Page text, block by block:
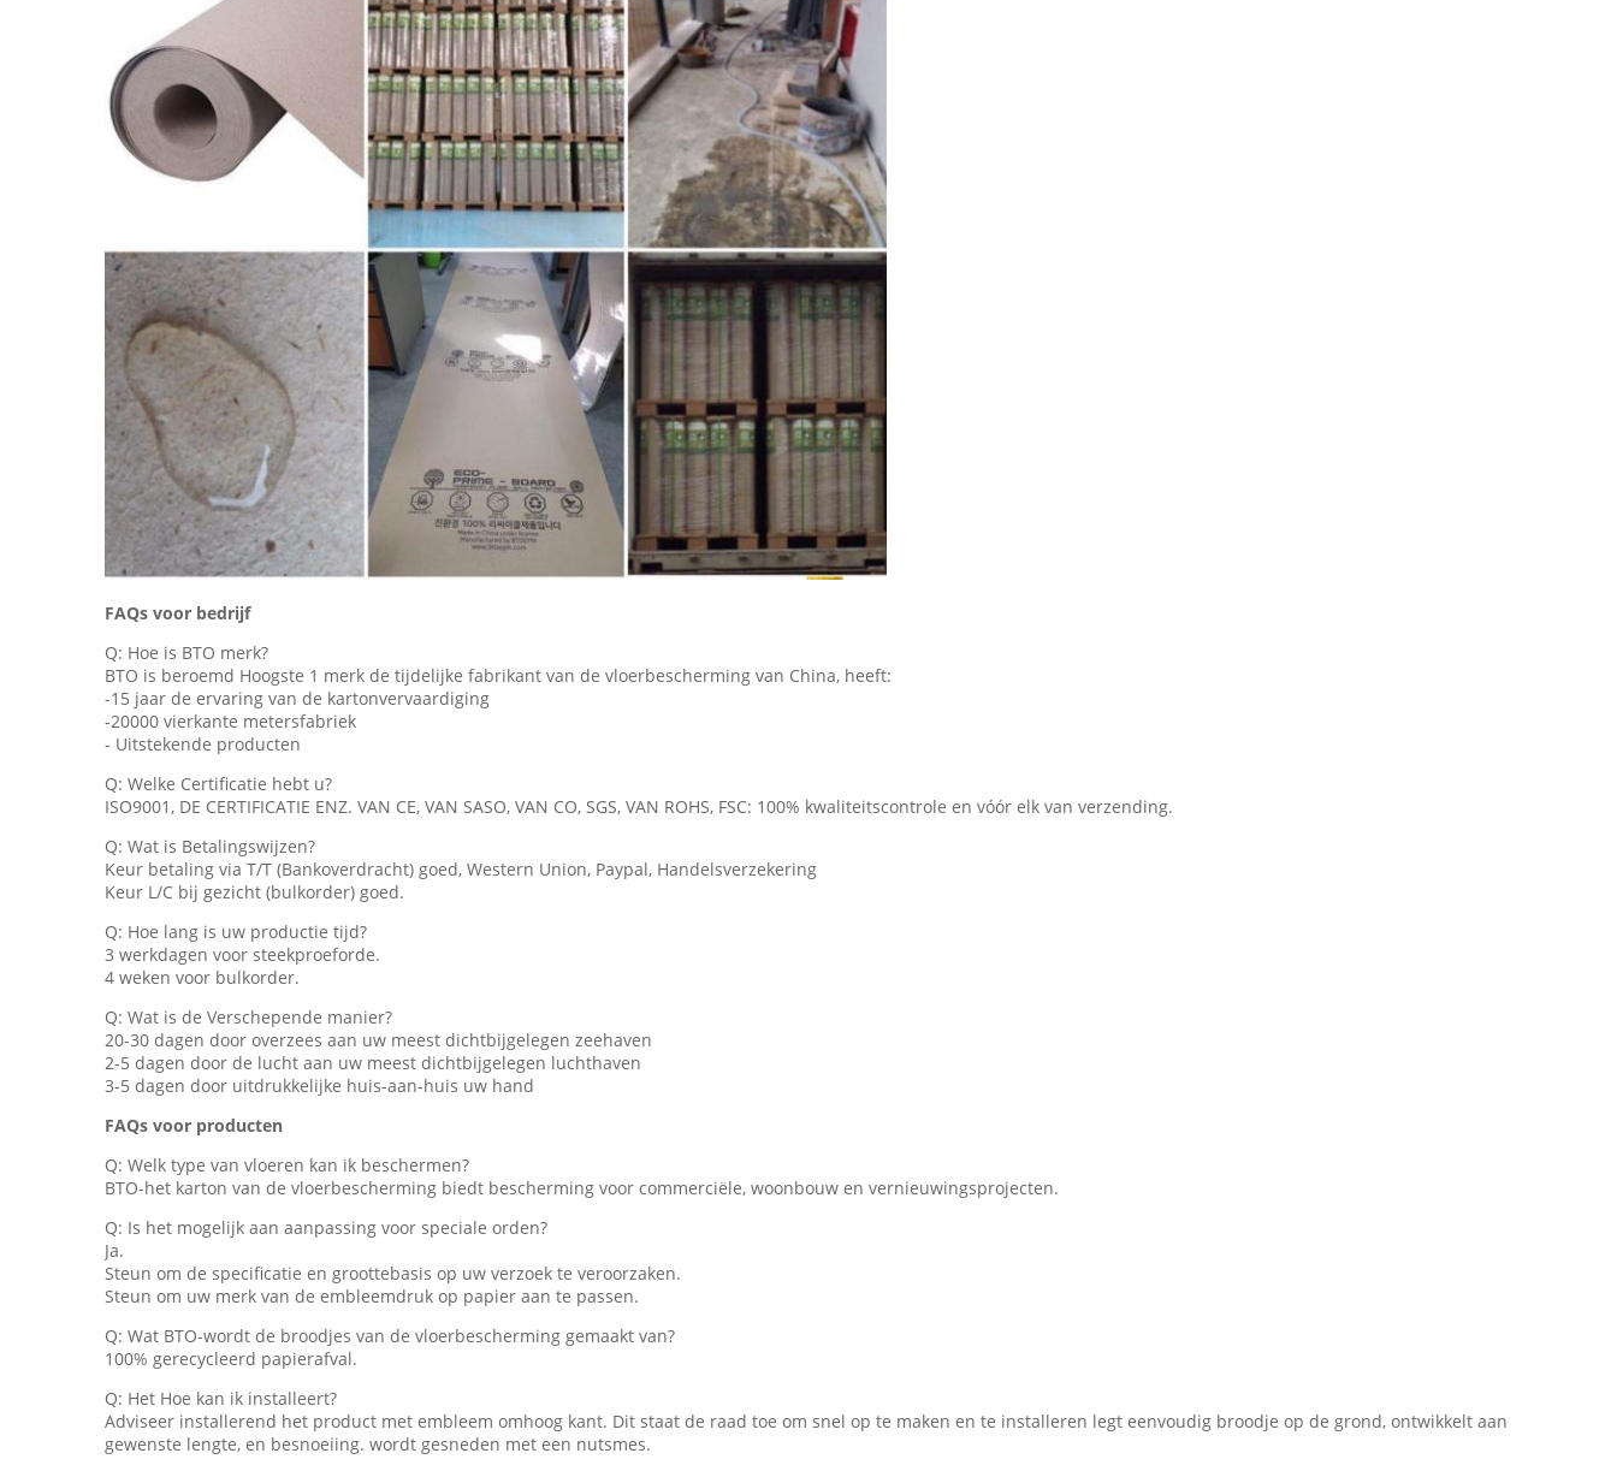
FAQs voor bedrijf
Q: Hoe is BTO merk?
BTO is beroemd Hoogste 1 merk de tijdelijke fabrikant van de vloerbescherming van China, heeft:
-15 jaar de ervaring van de kartonvervaardiging
-20000 vierkante metersfabriek
- Uitstekende producten
Q: Welke Certificatie hebt u?
ISO9001, DE CERTIFICATIE ENZ. VAN CE, VAN SASO, VAN CO, SGS, VAN ROHS, FSC: 100% kwaliteitscontrole en vóór elk van verzending.
Q: Wat is Betalingswijzen?
Keur betaling via T/T (Bankoverdracht) goed, Western Union, Paypal, Handelsverzekering
Keur L/C bij gezicht (bulkorder) goed.
Q: Hoe lang is uw productie tijd?
3 werkdagen voor steekproeforde.
4 weken voor bulkorder.
Q: Wat is de Verschepende manier?
20-30 dagen door overzees aan uw meest dichtbijgelegen zeehaven
2-5 dagen door de lucht aan uw meest dichtbijgelegen luchthaven
3-5 dagen door uitdrukkelijke huis-aan-huis uw hand
FAQs voor producten
Q: Welk type van vloeren kan ik beschermen?
BTO-het karton van de vloerbescherming biedt bescherming voor commerciële, woonbouw en vernieuwingsprojecten.
Q: Is het mogelijk aan aanpassing voor speciale orden?
Ja.
Steun om de specificatie en groottebasis op uw verzoek te veroorzaken.
Steun om uw merk van de embleemdruk op papier aan te passen.
Q: Wat BTO-wordt de broodjes van de vloerbescherming gemaakt van?
100% gerecycleerd papierafval.
Q: Het Hoe kan ik installeert?
Adviseer installerend het product met embleem omhoog kant. Dit staat de raad toe om snel op te maken en te installeren legt eenvoudig broodje op de grond, ontwikkelt aan
gewenste lengte, en besnoeiing. wordt gesneden met een nutsmes.